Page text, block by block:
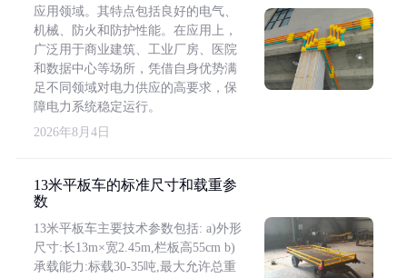
应用领域。其特点包括良好的电气、
机械、防火和防护性能。在应用上，
广泛用于商业建筑、工业厂房、医院
和数据中心等场所，凭借自身优势满
足不同领域对电力供应的高要求，保
障电力系统稳定运行。
2026年8月4日
13米平板车的标准尺寸和载重参
数
13米平板车主要技术参数包括: a)外形
尺寸:长13m×宽2.45m,栏板高55cm b)
承载能力:标载30-35吨,最大允许总重